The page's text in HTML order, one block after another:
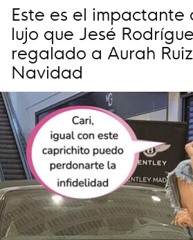
Este es el impactante
lujo que Jesé
regalado a Aurah
Navidad